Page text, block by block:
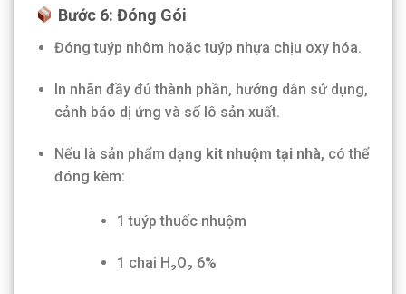
Bước 6: Đóng Gói
Đóng tuýp nhôm hoặc tuýp nhựa chịu oxy hóa.
In nhãn đầy đủ thành phần, hướng dẫn sử dụng,
cảnh báo dị ứng và số lô sản xuất.
Nếu là sản phẩm dạng kit nhuộm tại nhà, có thể
đóng kèm:
1 tuýp thuốc nhuộm
1 chai H₂O₂ 6%